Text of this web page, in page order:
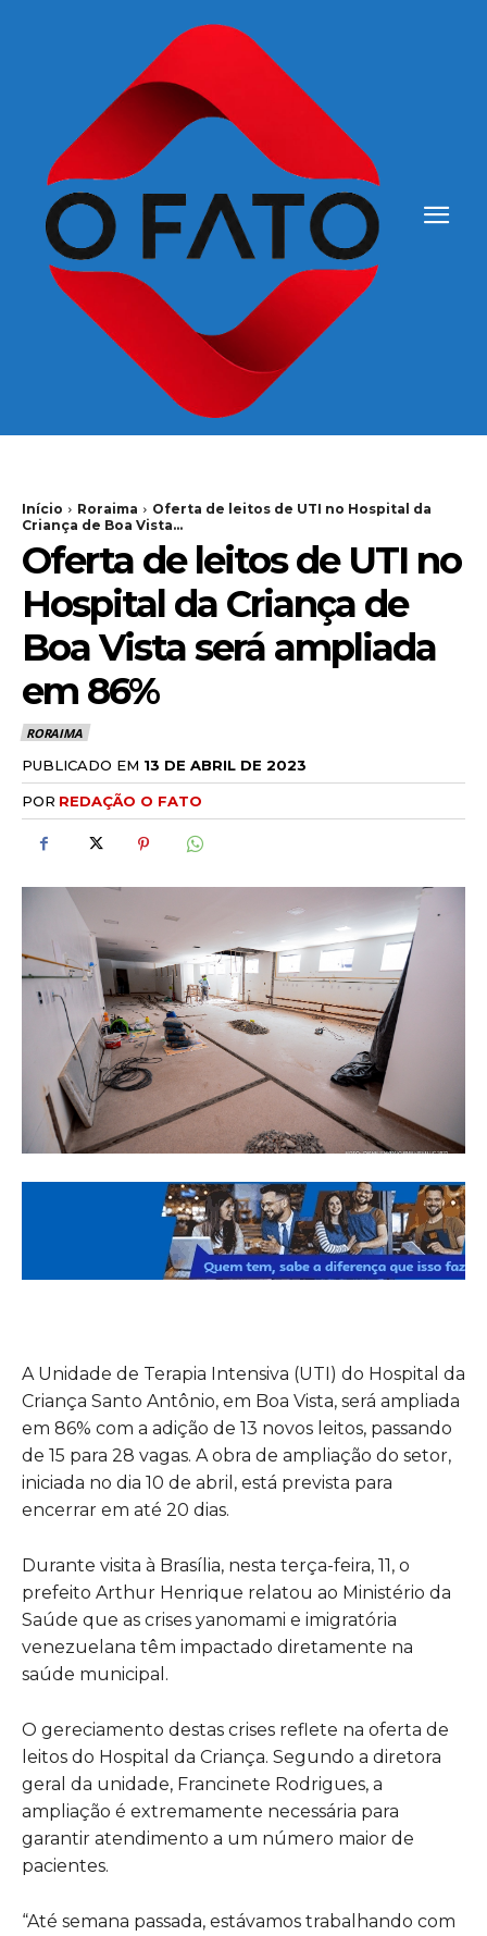
Início Roraima
Oferta de leitos de UTI no Hospital da
Criança de Boa Vista...
Oferta de leitos de UTI no
Hospital da Criança de
Boa Vista será ampliada
em 86%
RORAIMA
PUBLICADO EM 13 DE ABRIL DE 2023
POR REDAÇÃO O FATO
A Unidade de Terapia Intensiva (UTI) do Hospital da
Criança Santo Antônio, em Boa Vista, será ampliada
em 86% com a adição de 13 novos leitos, passando
de 15 para 28 vagas. A obra de ampliação do setor,
iniciada no dia 10 de abril, está prevista para
encerrar em até 20 dias.
Durante visita à Brasília, nesta terça-feira, 11, o
prefeito Arthur Henrique relatou ao Ministério da
Saúde que as crises yanomami e imigratória
venezuelana têm impactado diretamente na
saúde municipal.
O gereciamento destas crises reflete na oferta de
leitos do Hospital da Criança. Segundo a diretora
geral da unidade, Francinete Rodrigues, a
ampliação é extremamente necessária para
garantir atendimento a um número maior de
pacientes.
“Até semana passada, estávamos trabalhando com